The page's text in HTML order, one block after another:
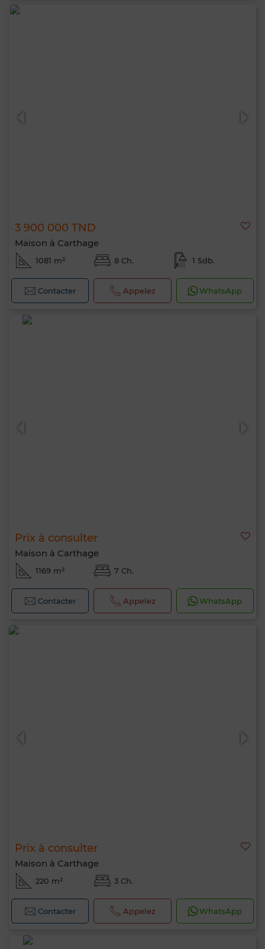
3 900 000 TND
Maison à Carthage
1081 m² 8 Ch. 1 Sdb.
Contacter Appelez WhatsApp
Prix à consulter
Maison à Carthage
1169 m² 7 Ch.
Contacter Appelez WhatsApp
Prix à consulter
Maison à Carthage
220 m² 3 Ch.
Contacter Appelez WhatsApp